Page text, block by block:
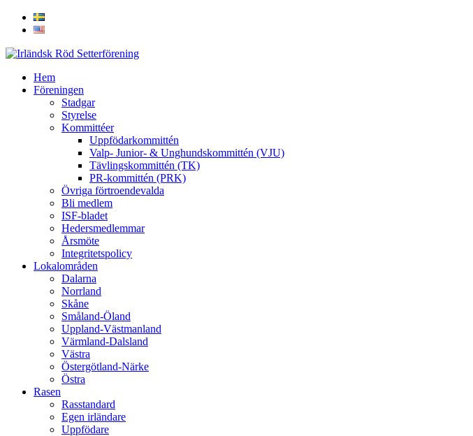
Hem
Föreningen
Stadgar
Styrelse
Kommittéer
Uppfödarkommittén
Valp- Junior- & Unghundskommittén (VJU)
Tävlingskommittén (TK)
PR-kommittén (PRK)
Övriga förtroendevalda
Bli medlem
ISF-bladet
Hedersmedlemmar
Årsmöte
Integritetspolicy
Lokalområden
Dalarna
Norrland
Skåne
Småland-Öland
Uppland-Västmanland
Värmland-Dalsland
Västra
Östergötland-Närke
Östra
Rasen
Rasstandard
Egen irländare
Uppfödare